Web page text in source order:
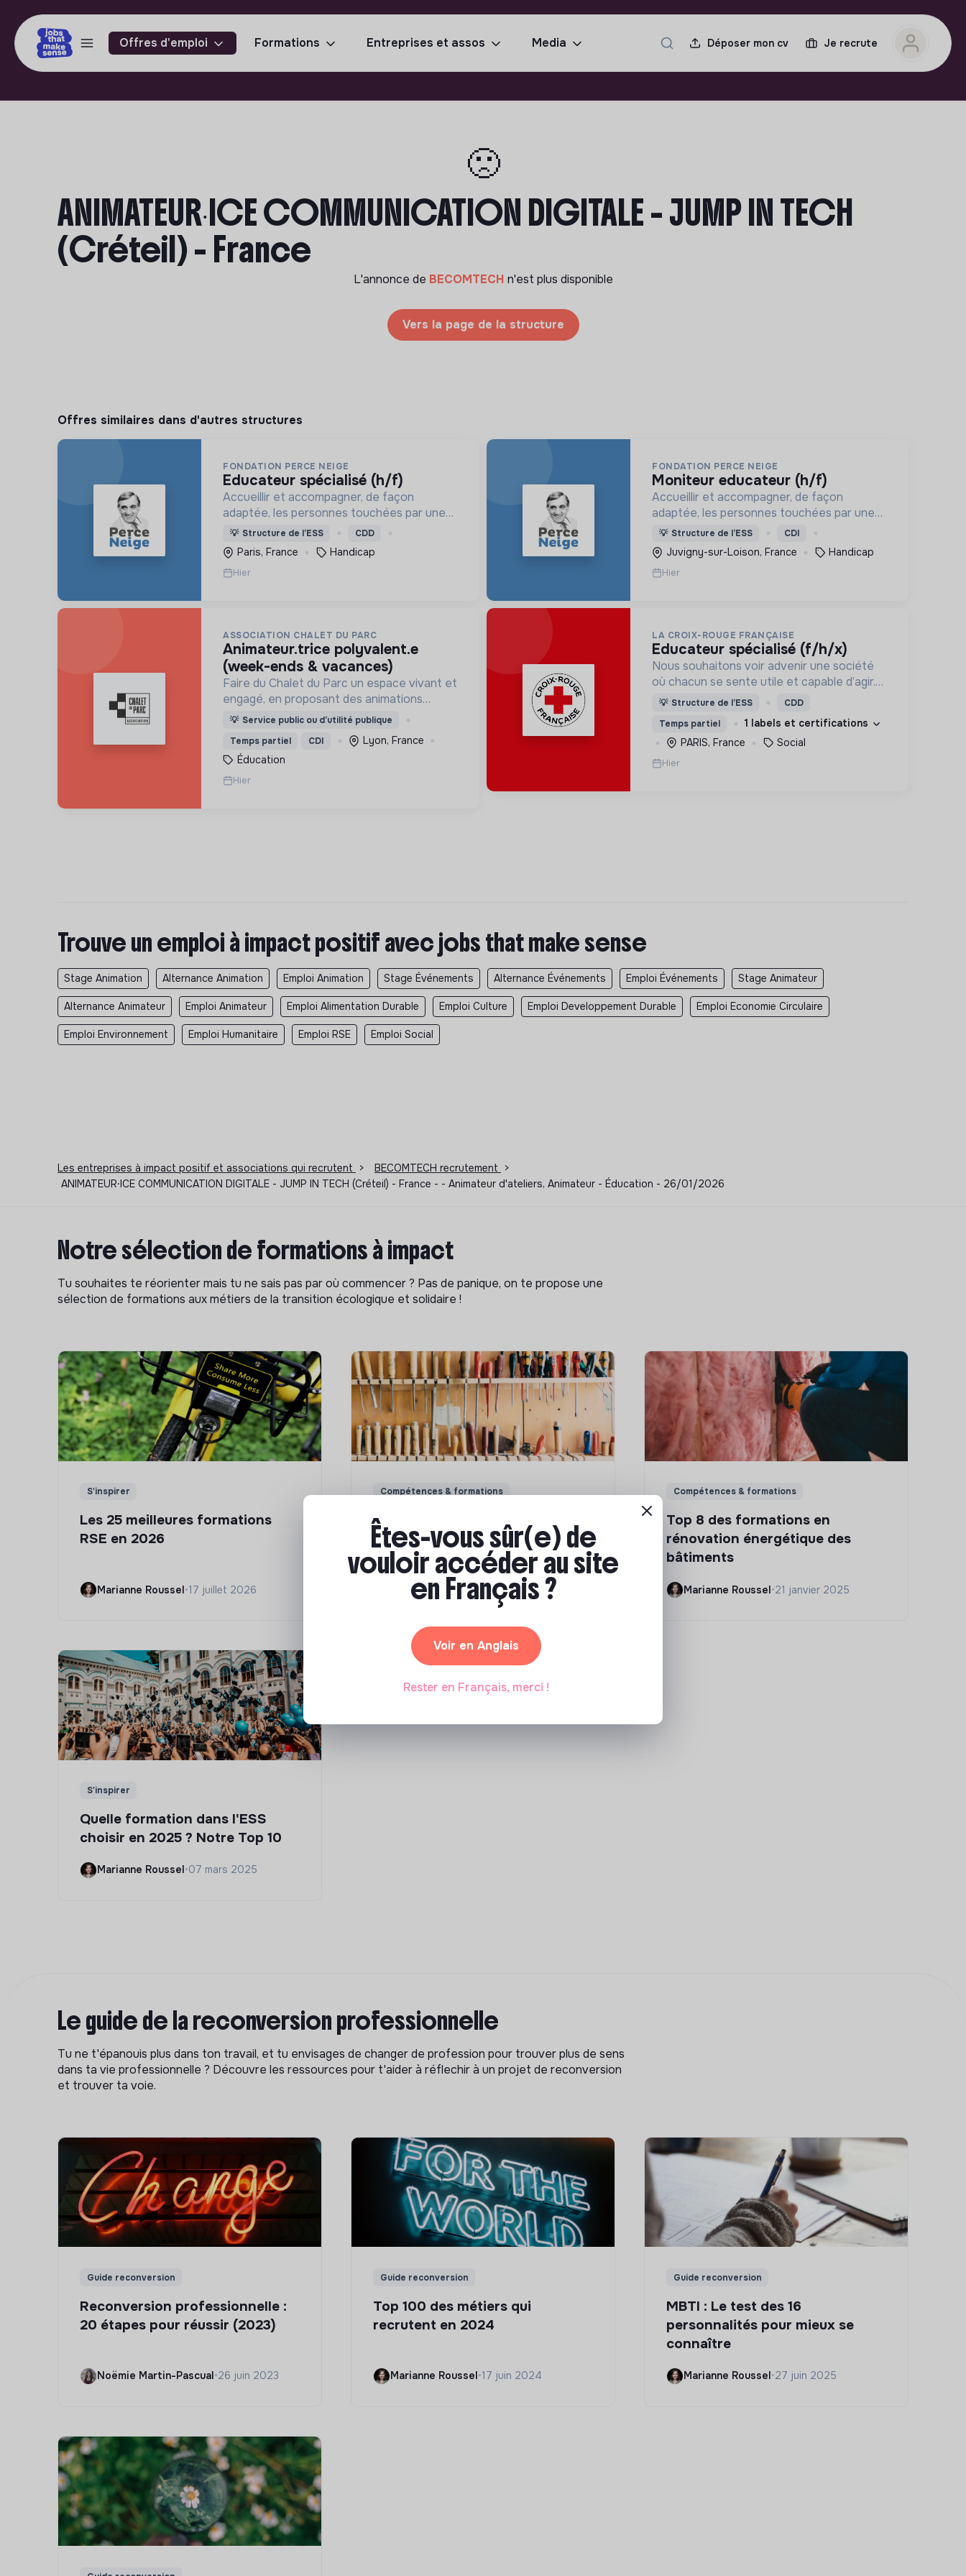
Offres d'emploi Formations Entreprises et assos Media Déposer mon cv Je recrute
🙁
ANIMATEUR⸱ICE COMMUNICATION DIGITALE - JUMP IN TECH
(Créteil) - France
L'annonce de BECOMTECH n'est plus disponible
Vers la page de la structure
Offres similaires dans d'autres structures
FONDATION PERCE NEIGE
educateur spécialisé (h/f)
Accueillir et accompagner, de façon
adaptée, les personnes touchées par une
déficience mentale, un handicap physique
ou psychique
💡 Structure de l’ESS CDD
Paris, France Handicap
Hier
FONDATION PERCE NEIGE
moniteur educateur (h/f)
Accueillir et accompagner, de façon
adaptée, les personnes touchées par une
déficience mentale, un handicap physique
ou psychique
💡 Structure de l’ESS CDI
Juvigny-sur-Loison, France Handicap
Hier
ASSOCIATION CHALET DU PARC
animateur.trice polyvalent.e
(week-ends & vacances)
Faire du Chalet du Parc un espace vivant et
engagé, en proposant des animations
culturelles et pédagogiques (ateliers, expos,
et inspirante.
💡 Service public ou d’utilité publique
Temps partiel
CDI
Lyon, France
Éducation
Hier
LA CROIX-ROUGE FRANÇAISE
educateur spécialisé (f/h/x)
Nous souhaitons voir advenir une société
où chacun se sente utile et capable d’agir.
Pour cela, nous proposons des moyens et
adaptés à tous.
💡 Structure de l’ESS
CDD
Temps partiel
1 labels et certifications
PARIS, France
Social
Hier
Trouve un emploi à impact positif avec jobs that make sense
Stage Animation Alternance Animation Emploi Animation Stage Événements Alternance Événements Emploi Événements Stage Animateur
Alternance Animateur Emploi Animateur Emploi Alimentation Durable Emploi Culture Emploi Developpement Durable Emploi Economie Circulaire
Emploi Environnement Emploi Humanitaire Emploi RSE Emploi Social
Les entreprises à impact positif et associations qui recrutent > BECOMTECH recrutement
>
ANIMATEUR⸱ICE COMMUNICATION DIGITALE - JUMP IN TECH (Créteil) - France - - Animateur d'ateliers, Animateur - Éducation - 26/01/2026
Notre sélection de formations à impact
Tu souhaites te réorienter mais tu ne sais pas par où commencer ? Pas de panique, on te propose une
sélection de formations aux métiers de la transition écologique et solidaire !
S'inspirer
Les 25 meilleures formations
RSE en 2026
Marianne Roussel•17 juillet 2026
Compétences & formations
Comment se former à la
transition écologique ?
Marianne Roussel • 09 janvier 2024
Compétences & formations
Top 8 des formations en
rénovation énergétique des
bâtiments
Marianne Roussel•21 janvier 2025
S'inspirer
Quelle formation dans l'ESS
choisir en 2025 ? Notre Top 10
Marianne Roussel •07 mars 2025
Le guide de la reconversion professionnelle
Tu ne t'épanouis plus dans ton travail, et tu envisages de changer de profession pour trouver plus de sens
dans ta vie professionnelle ? Découvre les ressources pour t'aider à réflechir à un projet de reconversion
et trouver ta voie.
Guide reconversion
Reconversion professionnelle :
20 étapes pour réussir (2023)
Noëmie Martin-Pascual•26 juin 2023
Guide reconversion
Top 100 des métiers qui
recrutent en 2024
Marianne Roussel•17 juin 2024
Guide reconversion
MBTI : Le test des 16
personnalités pour mieux se
connaître
Marianne Roussel•27 juin 2025
Êtes-vous sûr(e) de
vouloir accéder au site
en Français ?
Voir en Anglais
Rester en Français, merci !